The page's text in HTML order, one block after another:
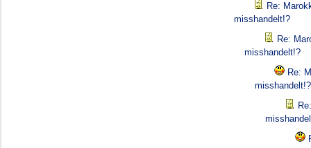
Re:
misshandelt!?
Re:
misshandelt!?
Re:
misshandelt!?